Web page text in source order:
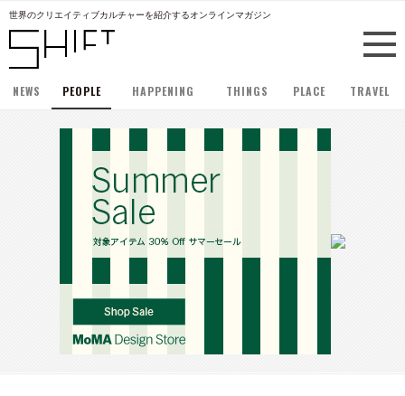
世界のクリエイティブカルチャーを紹介するオンラインマガジン
NEWS PEOPLE HAPPENING THINGS PLACE TRAVEL